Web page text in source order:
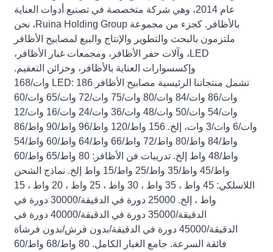
عام 2014، وهي شركة متخصصة في تصنيع أدوات العناية
بالأظافر. كجزء من مجموعة Ruina Holding Group، نحن
ملتزمون بالبحث والتطوير والإنتاج والبيع لمصابيح الأظافر
LED، وآلات حفر الأظافر، ومجمعات غبار الأظافر،
وإكسسوارات العناية بالأظافر، وخزائن التعقيم.
تشمل منتجاتنا الرئيسية مصابيح الأظافر LED: 186 وات/168
وات/86 وات/84 وات/80 وات/75 وات/72 وات/65 وات/60
وات/54 وات/50 وات/48 وات/36 وات/24 وات/16 وات/12
وات/6 وات/3 وات، إلخ. 156 واط/120 واط/96 واط/90 واط/86
واط/84 واط/80 واط/72 واط/66 واط/64 واط/60 واط/54
واط/48 واط إلخ. تدريبات فن الأظافر: 80 واط/65 واط/60
واط/45 واط/35 واط/25 واط/15 واط إلخ. نماذج الشحن
اللاسلكي: 45 واط ، 35 واط ، 30 واط ، 25 واط ، 20 واط ، 15
واط ، إلخ. 25000 دورة في الدقيقة/30000 دورة في
الدقيقة/35000 دورة في الدقيقة/40000 دورة في
الدقيقة/45000 دورة في الدقيقة/بدون فرش/بدون فرشاة
فائقة السرعة. جامع الغبار الكامل. 80 واط/68 واط/60